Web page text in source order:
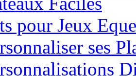
pour Jeux
ses